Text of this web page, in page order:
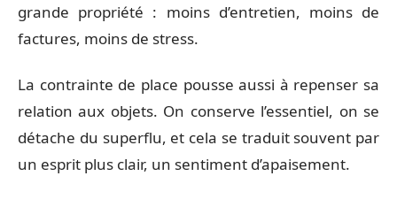
grande propriété : moins d’entretien, moins de
factures, moins de stress.
La contrainte de place pousse aussi à repenser sa
relation aux objets. On conserve l’essentiel, on se
détache du superflu, et cela se traduit souvent par
un esprit plus clair, un sentiment d’apaisement.